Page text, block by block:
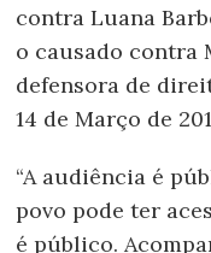
contra Luana
o causado contra
defensora de
14 de Março de
“A audiência é
povo pode ter
é público.